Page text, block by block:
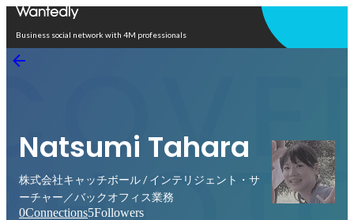
Business social network with 4M professionals
Natsumi Tahara
株式会社キャッチボール / インテリジェント・サ
ーチャー／バックオフィス業務
0Connections5Followers